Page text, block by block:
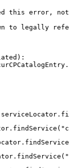
this error,
legally refer